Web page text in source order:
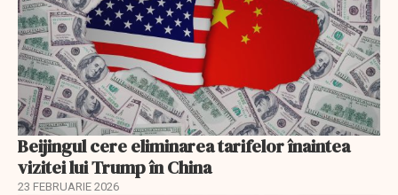
Beijingul cere eliminarea tarifelor înaintea
vizitei lui Trump în China
23 FEBRUARIE 2026